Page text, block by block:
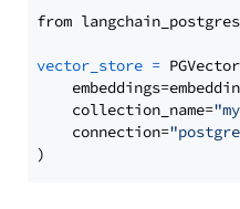
from langchain_postgres
vector_store =
    collection_name=
    connection=